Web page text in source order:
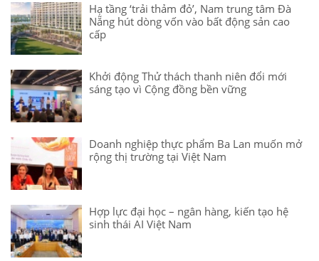
Hạ tầng ‘trải thảm đỏ’, Nam trung tâm Đà
Nẵng hút dòng vốn vào bất động sản cao
cấp
Khởi động Thử thách thanh niên đổi mới
sáng tạo vì Cộng đồng bền vững
Doanh nghiệp thực phẩm Ba Lan muốn mở
rộng thị trường tại Việt Nam
Hợp lực đại học – ngân hàng, kiến tạo hệ
sinh thái AI Việt Nam